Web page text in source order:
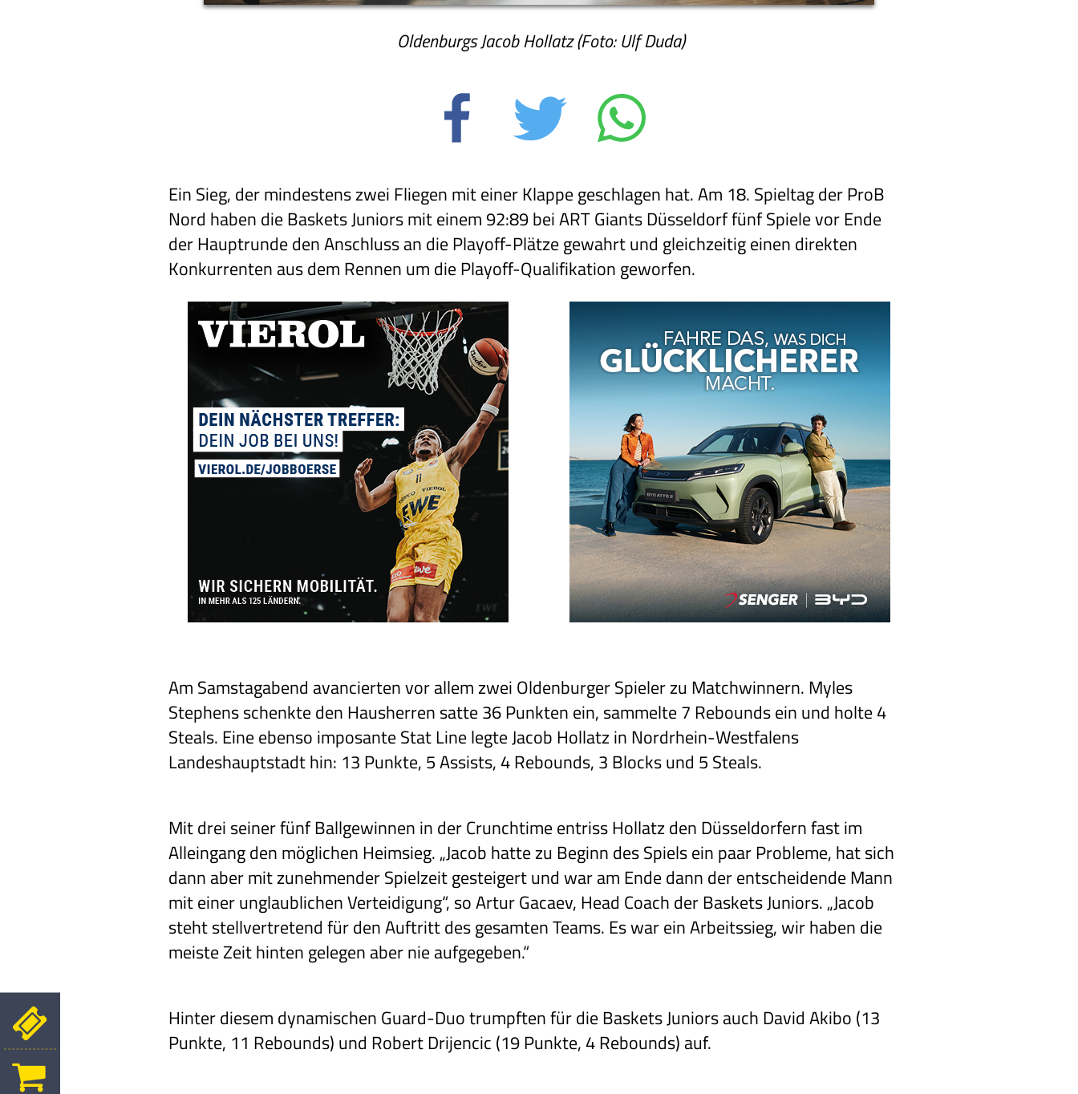
Oldenburgs Jacob Hollatz (Foto: Ulf Duda)
Ein Sieg, der mindestens zwei Fliegen mit einer Klappe geschlagen hat. Am 18. Spieltag der ProB
Nord haben die Baskets Juniors mit einem 92:89 bei ART Giants Düsseldorf fünf Spiele vor Ende
der Hauptrunde den Anschluss an die Playoff-Plätze gewahrt und gleichzeitig einen direkten
Konkurrenten aus dem Rennen um die Playoff-Qualifikation geworfen.
Am Samstagabend avancierten vor allem zwei Oldenburger Spieler zu Matchwinnern. Myles
Stephens schenkte den Hausherren satte 36 Punkten ein, sammelte 7 Rebounds ein und holte 4
Steals. Eine ebenso imposante Stat Line legte Jacob Hollatz in Nordrhein-Westfalens
Landeshauptstadt hin: 13 Punkte, 5 Assists, 4 Rebounds, 3 Blocks und 5 Steals.
Mit drei seiner fünf Ballgewinnen in der Crunchtime entriss Hollatz den Düsseldorfern fast im
Alleingang den möglichen Heimsieg. „Jacob hatte zu Beginn des Spiels ein paar Probleme, hat sich
dann aber mit zunehmender Spielzeit gesteigert und war am Ende dann der entscheidende Mann
mit einer unglaublichen Verteidigung“, so Artur Gacaev, Head Coach der Baskets Juniors. „Jacob
steht stellvertretend für den Auftritt des gesamten Teams. Es war ein Arbeitssieg, wir haben die
meiste Zeit hinten gelegen aber nie aufgegeben.“
Hinter diesem dynamischen Guard-Duo trumpften für die Baskets Juniors auch David Akibo (13
Punkte, 11 Rebounds) und Robert Drijencic (19 Punkte, 4 Rebounds) auf.